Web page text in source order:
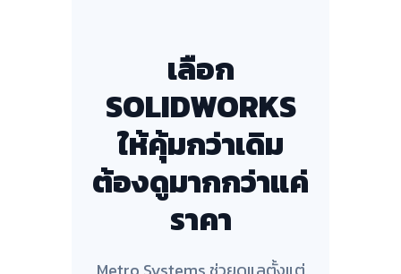
เลือก
SOLIDWORKS
ให้คุ้มกว่าเดิม
ต้องดูมากกว่าแค่
ราคา